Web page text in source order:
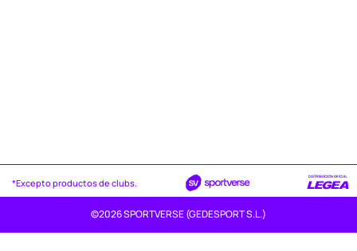
*Excepto productos de clubs.
©2026 SPORTVERSE (GEDESPORT S.L.)